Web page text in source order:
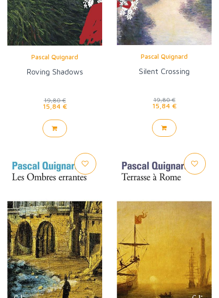
Pascal Quignard
Roving Shadows
19,80 €
15,84 €
Pascal Quignard
Silent Crossing
19,80 €
15,84 €